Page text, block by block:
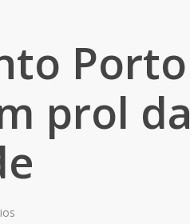
Porto
prol da